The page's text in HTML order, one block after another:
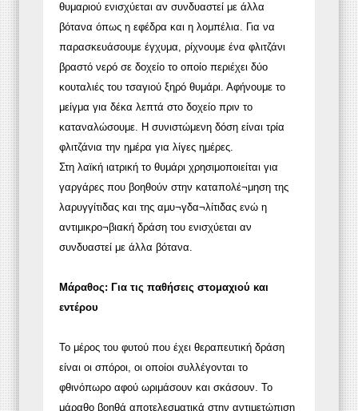
θυμαριού ενισχύεται αν συνδυαστεί με άλλα
βότανα όπως η εφέδρα και η λομπέλια. Για να
παρασκευάσουμε έγχυμα, ρίχνουμε ένα φλιτζάνι
βραστό νερό σε δοχείο το οποίο περιέχει δύο
κουταλιές του τσαγιού ξηρό θυμάρι. Αφήνουμε το
μείγμα για δέκα λεπτά στο δοχείο πριν το
καταναλώσουμε. Η συνιστώμενη δόση είναι τρία
φλιτζάνια την ημέρα για λίγες ημέρες.
Στη λαϊκή ιατρική το θυμάρι χρησιμοποιείται για
γαργάρες που βοηθούν στην καταπολέ¬μηση της
λαρυγγίτιδας και της αμυ¬γδα¬λίτιδας ενώ η
αντιμικρο¬βιακή δράση του ενισχύεται αν
συνδυαστεί με άλλα βότανα.
Μάραθος: Για τις παθήσεις στομαχιού και
εντέρου
Το μέρος του φυτού που έχει θεραπευτική δράση
είναι οι σπόροι, οι οποίοι συλλέγονται το
φθινόπωρο αφού ωριμάσουν και σκάσουν. Το
μάραθο βοηθά αποτελεσματικά στην αντιμετώπιση